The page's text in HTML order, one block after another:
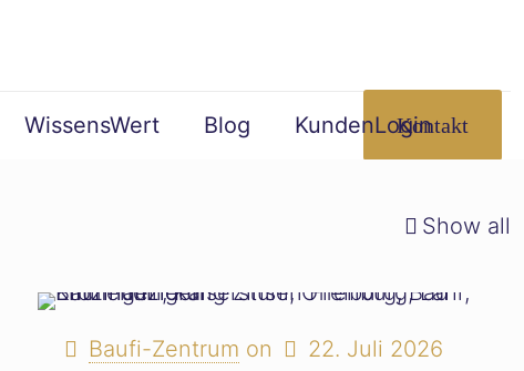
WissensWert Blog KundenLoginKontakt
Show all
Baufi-Zentrum on 22. Juli 2026